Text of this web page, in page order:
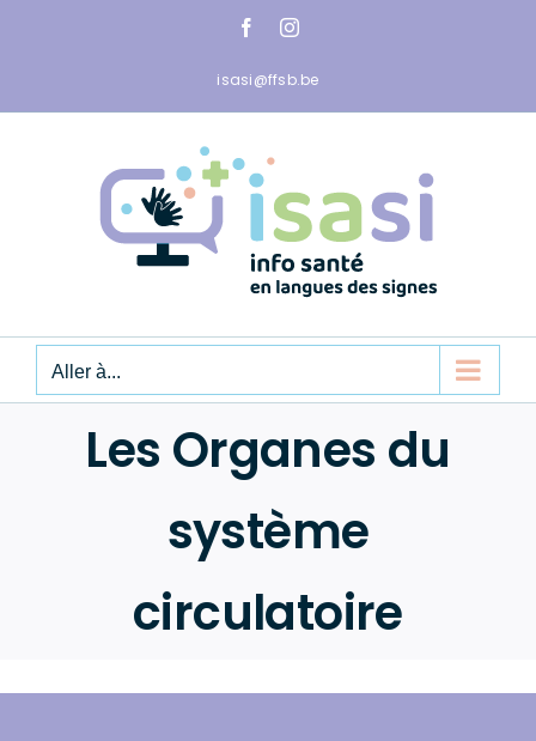
FacebookInstagram
isasi@ffsb.be
Aller à...
Les Organes du
système
circulatoire